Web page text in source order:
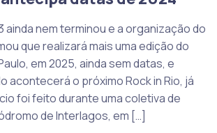
ainda nem terminou e a organização do
que realizará mais uma edição do
em 2025, ainda sem datas, e
acontecerá o próximo Rock in Rio, já
foi feito durante uma coletiva de
de Interlagos, em […]